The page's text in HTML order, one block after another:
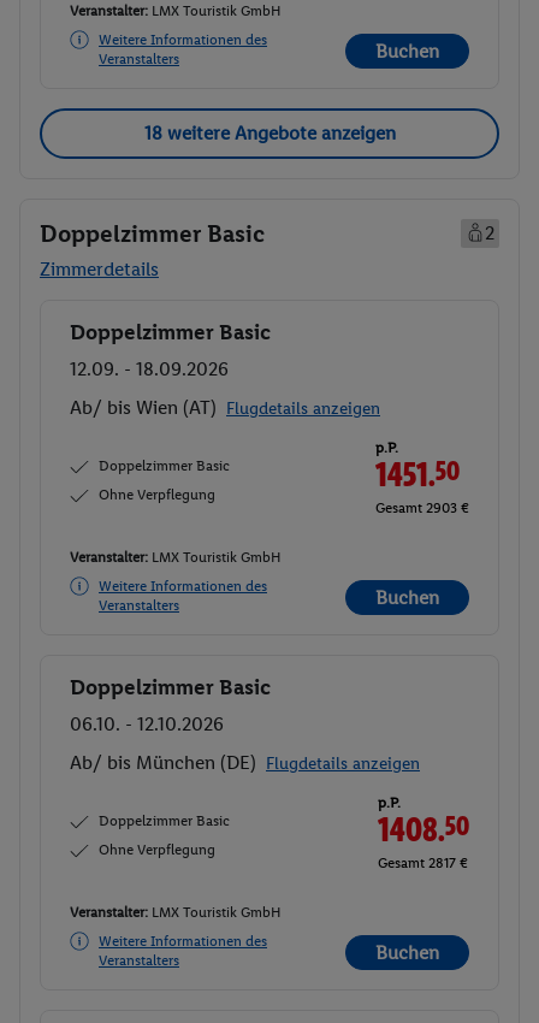
Veranstalter: LMX Touristik GmbH
Weitere Informationen des
Veranstalters
Buchen
18 weitere Angebote anzeigen
Doppelzimmer Basic
2
Zimmerdetails
Buchen
Doppelzimmer Basic
12.09. - 18.09.2026
Ab/ bis Wien (AT) Flugdetails anzeigen
Doppelzimmer Basic
Ohne Verpflegung
p.P.
1451.50
Gesamt 2903 €
Veranstalter: LMX Touristik GmbH
Weitere Informationen des
Veranstalters
Buchen
Buchen
Doppelzimmer Basic
06.10. - 12.10.2026
Ab/ bis München (DE) Flugdetails anzeigen
Doppelzimmer Basic
Ohne Verpflegung
p.P.
1408.50
Gesamt 2817 €
Veranstalter: LMX Touristik GmbH
Weitere Informationen des
Veranstalters
Buchen